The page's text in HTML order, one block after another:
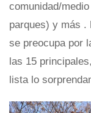
comunidad/
parques) y más .
se preocupa por
las 15
lista lo